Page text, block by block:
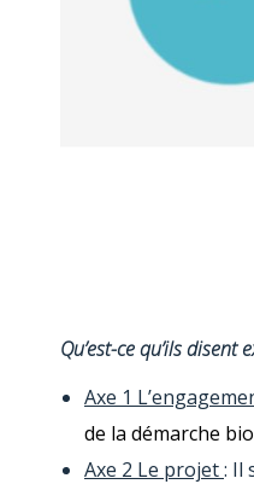
Qu’est-ce qu’ils disent
Axe 1
de la démarche
Axe 2 Le projet: Il